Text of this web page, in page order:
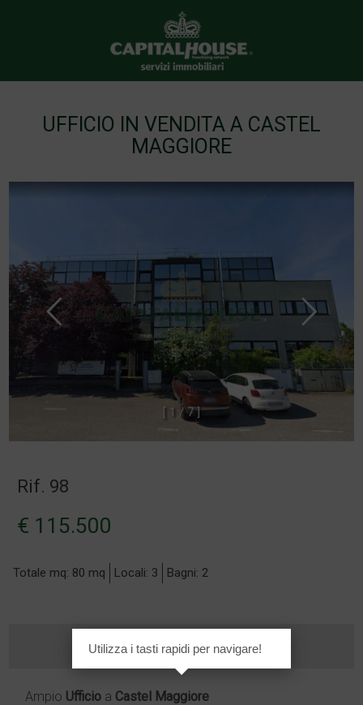
UFFICIO IN VENDITA A CASTEL
MAGGIORE
[ 1 / 7 ]
Rif. 98
€ 115.500
Totale mq: 80 mq Locali: 3 Bagni: 2
Ampio Ufficio a Castel Maggiore
Utilizza i tasti rapidi per navigare!